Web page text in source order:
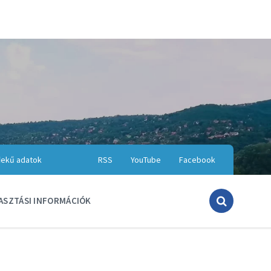
Facebook
YouTube
RSS
adatok
INFORMÁCIÓK